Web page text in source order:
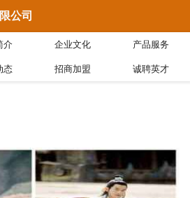
公司
介 企业文化 产品服务
态 招商加盟 诚聘英才